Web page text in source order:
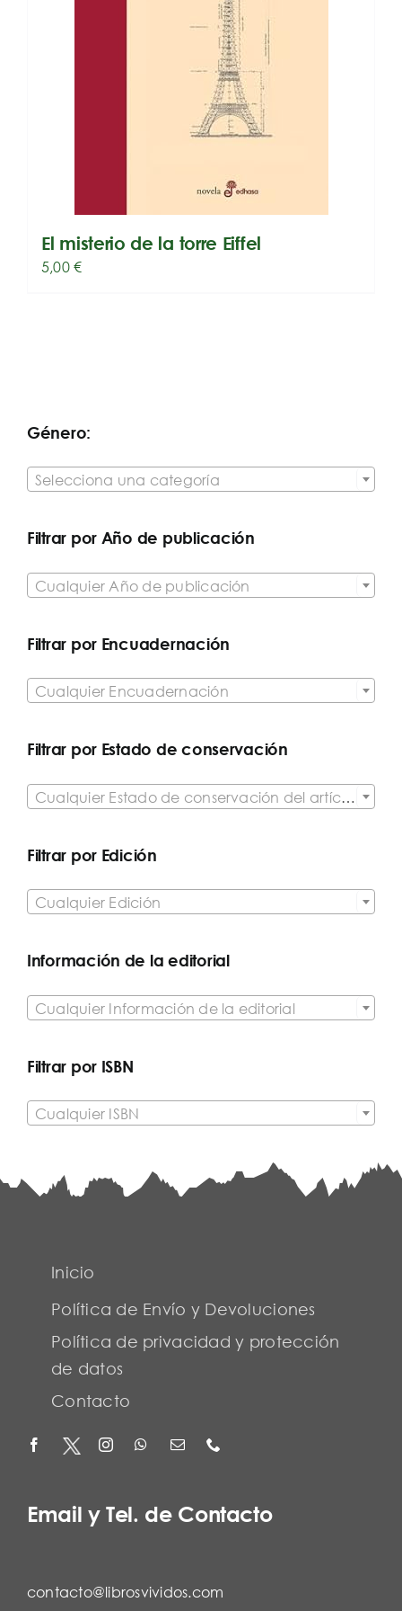
El misterio de la torre Eiffel
5,00€
Género:
Selecciona una categoría
Filtrar por Año de publicación
Cualquier Año de publicación
Filtrar por Encuadernación
Cualquier Encuadernación
Filtrar por Estado de conservación
Cualquier Estado de conservación del artículo
Filtrar por Edición
Cualquier Edición
Información de la editorial
Cualquier Información de la editorial
Filtrar por ISBN
Cualquier ISBN
Inicio
Política de Envío y Devoluciones
Política de privacidad y protección
de datos
Contacto
Email y Tel. de Contacto
contacto@librosvividos.com